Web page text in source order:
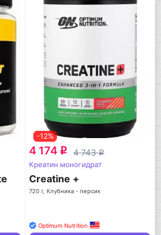
-12%
4 174 q 4 743q
Креатин моногидрат
Creatine +
720 г, Клубника - персик
Optimum Nutrition